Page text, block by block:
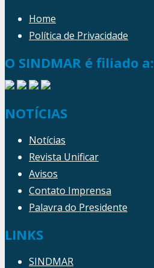
Home
Política de Privacidade
O SINDMAR é filiado a:
NOTÍCIAS
Notícias
Revista Unificar
Avisos
Contato Imprensa
Palavra do Presidente
LINKS
SINDMAR